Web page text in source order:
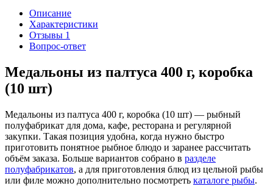
Описание
Характеристики
Отзывы 1
Вопрос-ответ
Медальоны из палтуса 400 г, коробка
(10 шт)
Медальоны из палтуса 400 г, коробка (10 шт) — рыбный
полуфабрикат для дома, кафе, ресторана и регулярной
закупки. Такая позиция удобна, когда нужно быстро
приготовить понятное рыбное блюдо и заранее рассчитать
объём заказа. Больше вариантов собрано в разделе
полуфабрикатов, а для приготовления блюд из цельной рыбы
или филе можно дополнительно посмотреть каталоге рыбы.